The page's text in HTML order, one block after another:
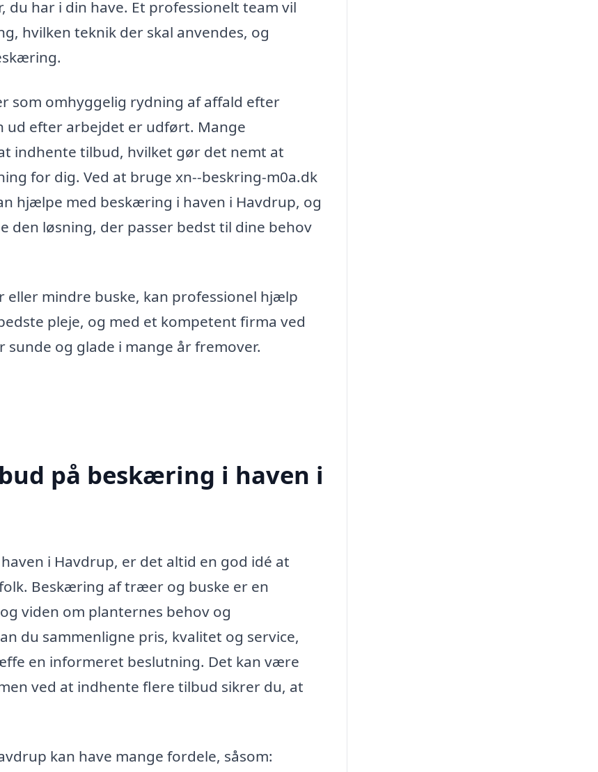
har i din have. Et professionelt team vil
hvilken teknik der skal anvendes, og
som omhyggelig rydning af affald efter
ud efter arbejdet er udført. Mange
indhente tilbud, hvilket gør det nemt at
for dig. Ved at bruge xn--beskring-m0a.dk
hjælpe med beskæring i haven i Havdrup, og
den løsning, der passer bedst til dine behov
mindre buske, kan professionel hjælp
pleje, og med et kompetent firma ved
og glade i mange år fremover.
på beskæring i haven i
i Havdrup, er det altid en god idé at
Beskæring af træer og buske er en
viden om planternes behov og
du sammenligne pris, kvalitet og service,
en informeret beslutning. Det kan være
ved at indhente flere tilbud sikrer du, at
kan have mange fordele, såsom: